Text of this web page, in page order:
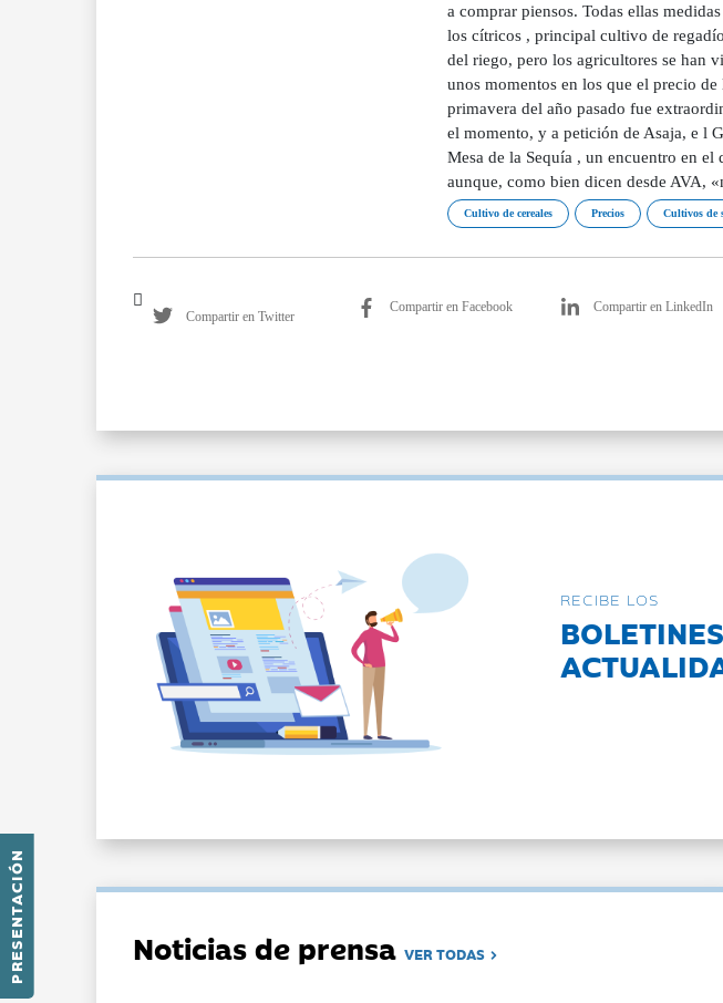
PRESENTACIÓN
a comprar piensos. Todas ellas
los cítricos , principal cultivo de
del riego, pero los agricultores se han
unos momentos en los que el precio
primavera del año pasado fue
el momento, y a petición de Asaja, e l
Mesa de la Sequía , un encuentro en
aunque, como bien dicen desde AVA,
Cultivo de cereales Precios Cultivos de
Compartir en Twitter
Compartir en Facebook Compartir en LinkedIn
RECIBE LOS
Noticias de prensaVER TODAS